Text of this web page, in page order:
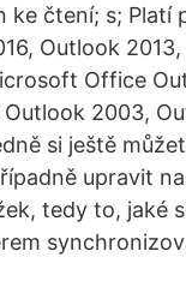
ke čtení; s; Platí
Outlook
Office
2003,
si ještě
upravit
tedy to, jaké